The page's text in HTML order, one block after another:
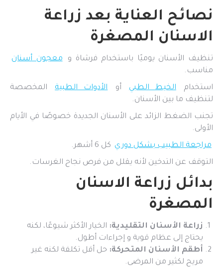
نصائح العناية بعد زراعة
الاسنان المصغرة
تنظيف الأسنان يوميًا باستخدام فرشاة و
معجون أسنان
مناسب.
استخدام
الخيط الطبي أو الأدوات الطبية
المخصصة
لتنظيف ما بين الأسنان.
تجنب الضغط الزائد على الأسنان الجديدة خصوصًا في الأيام
الأولى.
مراجعة الطبيب بشكل دوري كل 6 أشهر.
التوقف عن التدخين لأنه يقلل من فرص نجاح الغرسات.
بدائل زراعة الاسنان
المصغرة
زراعة الأسنان التقليدية: الخيار الأكثر شيوعًا، لكنه
يحتاج إلى عظام قوية و إجراءات أطول.
أطقم الأسنان المتحركة: حل أقل تكلفة لكنه غير
مريح لكثير من المرضى.